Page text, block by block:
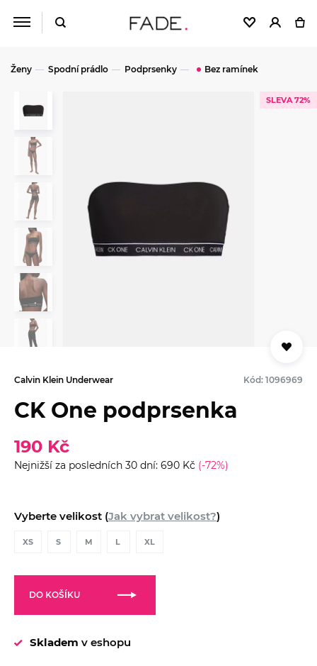
Ženy Spodní prádlo Podprsenky Bez ramínek
SLEVA 72%
Calvin Klein Underwear Kód: 1096969
CK One podprsenka
190 Kč
Nejnižší za posledních 30 dní: 690 Kč (-72%)
Vyberte velikost (Jak vybrat velikost?)
XS S M L XL
DO KOŠÍKU
Skladem v eshopu